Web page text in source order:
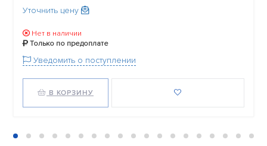
Уточнить цену
Нет в наличии
Только по предоплате
Уведомить о поступлении
В КОРЗИНУ